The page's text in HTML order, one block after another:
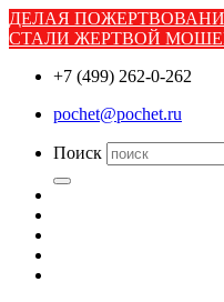
ДЕЛАЯ
СТАЛИ ЖЕРТВОЙ
+7 (499) 262-0-262
pochet@pochet.ru
Поиск